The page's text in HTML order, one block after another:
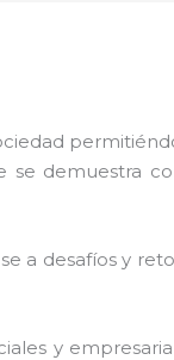
demuestra
a desafíos y
y